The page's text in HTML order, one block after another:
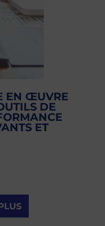
EN ŒUVRE
DE
ET